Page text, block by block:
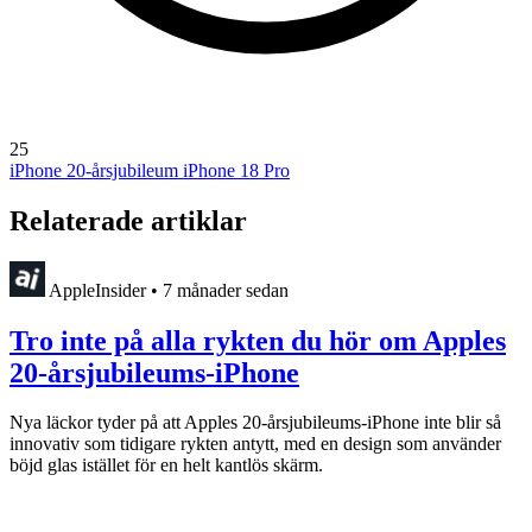
25
iPhone 20-årsjubileum iPhone 18 Pro
Relaterade artiklar
AppleInsider • 7 månader sedan
Tro inte på alla rykten du hör om Apples
20-årsjubileums-iPhone
Nya läckor tyder på att Apples 20-årsjubileums-iPhone inte blir så
innovativ som tidigare rykten antytt, med en design som använder
böjd glas istället för en helt kantlös skärm.